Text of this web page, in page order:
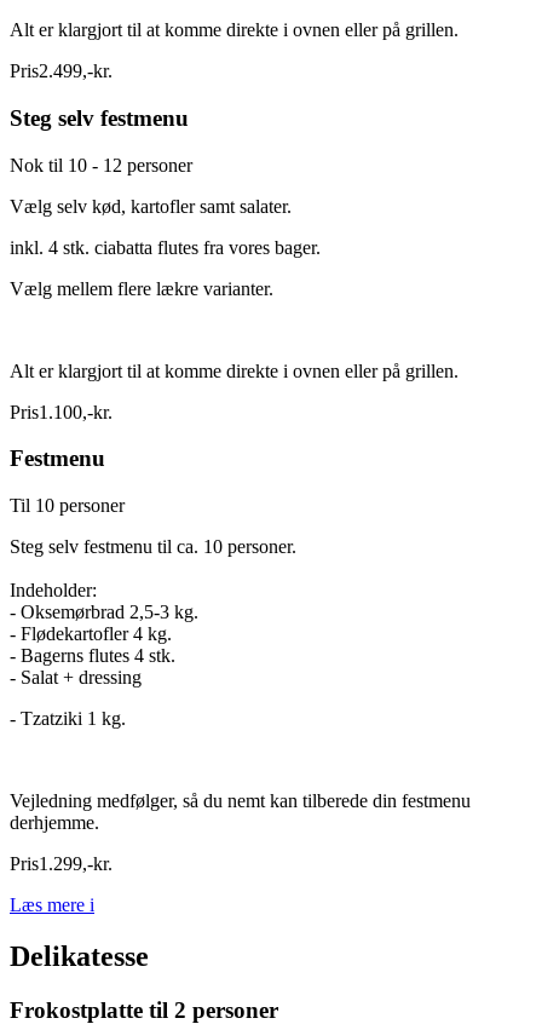
Alt er klargjort til at komme direkte i ovnen eller på grillen.
Pris2.499,-kr.
Steg selv festmenu
Nok til 10 - 12 personer
Vælg selv kød, kartofler samt salater.
inkl. 4 stk. ciabatta flutes fra vores bager.
Vælg mellem flere lækre varianter.
Alt er klargjort til at komme direkte i ovnen eller på grillen.
Pris1.100,-kr.
Festmenu
Til 10 personer
Steg selv festmenu til ca. 10 personer.
Indeholder:
- Oksemørbrad 2,5-3 kg.
- Flødekartofler 4 kg.
- Bagerns flutes 4 stk.
- Salat + dressing
- Tzatziki 1 kg.
Vejledning medfølger, så du nemt kan tilberede din festmenu
derhjemme.
Pris1.299,-kr.
Læs mere i
Delikatesse
Frokostplatte til 2 personer